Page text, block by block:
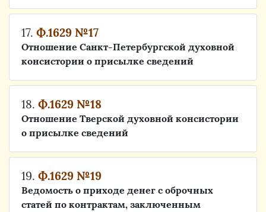
17. Ф.1629 №17
Отношение Санкт-Петербургской духовной
консистории о присылке сведений
18. Ф.1629 №18
Отношение Тверской духовной консистории
о присылке сведений
19. Ф.1629 №19
Ведомость о приходе денег с оброчных
статей по контрактам, заключенным